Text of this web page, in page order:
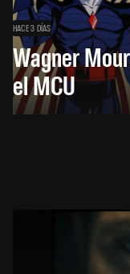
HACE 3 DÍAS
Wagner
el MCU